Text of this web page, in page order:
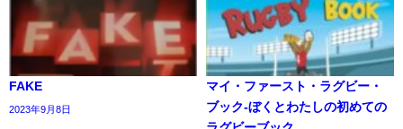
FAKE
2023年9月8日
マイ・ファースト・ラグビー・
ブック‐ぼくとわたしの初めての